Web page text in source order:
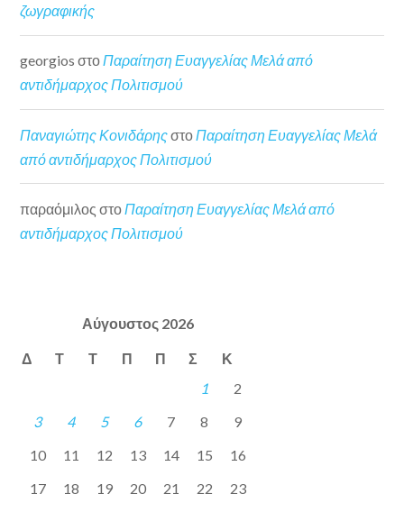
ζωγραφικής
georgios στοΠαραίτηση Ευαγγελίας Μελά από
αντιδήμαρχος Πολιτισμού
Παναγιώτης Κονιδάρηςστο Παραίτηση Ευαγγελίας Μελά
από αντιδήμαρχος Πολιτισμού
παραόμιλος στο Παραίτηση Ευαγγελίας Μελά από
αντιδήμαρχος Πολιτισμού
Αύγουστος 2026
Δ Τ Τ Π Π Σ Κ
1
2
3
4 5 6 7 8
9
10
11 12 13 14 15
16
17
18 19 20 21 22
23